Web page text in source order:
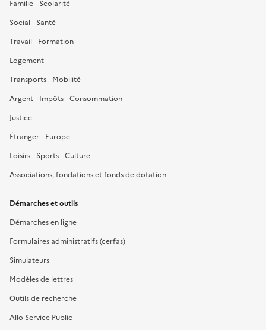
Famille - Scolarité
Social - Santé
Travail - Formation
Logement
Transports - Mobilité
Argent - Impôts - Consommation
Justice
Étranger - Europe
Loisirs - Sports - Culture
Associations, fondations et fonds de dotation
Démarches et outils
Démarches en ligne
Formulaires administratifs (cerfas)
Simulateurs
Modèles de lettres
Outils de recherche
Allo Service Public